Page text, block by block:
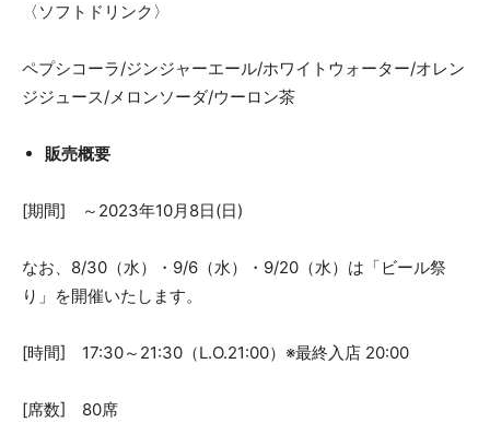
〈ソフトドリンク〉
ペプシコーラ/ジンジャーエール/ホワイトウォーター/オレン
ジジュース/メロンソーダ/ウーロン茶
販売概要
[期間] ～2023年10月8日(日)
なお、8/30（水）・9/6（水）・9/20（水）は「ビール祭
り」を開催いたします。
[時間] 17:30～21:30（L.O.21:00）※最終入店 20:00
[席数] 80席